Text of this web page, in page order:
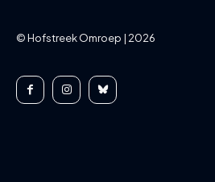
© Hofstreek Omroep | 2026